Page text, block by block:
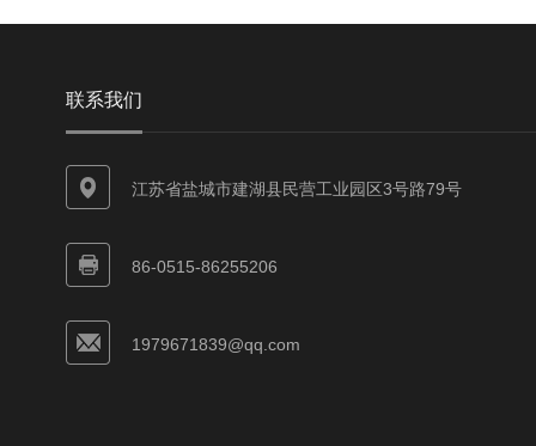
联系我们
江苏省盐城市建湖县民营工业园区3号路79号
86-0515-86255206
1979671839@qq.com